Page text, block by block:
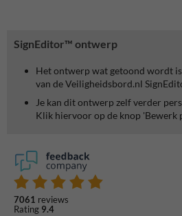
SignEditor™ ontwerp
Het ontwerp wat getoond wordt
van de Veiligheidsbord.nl
Je kan dit ontwerp zelf verder
Klik hiervoor op de knop 'Bewerk
7061 reviews
Rating 9.4